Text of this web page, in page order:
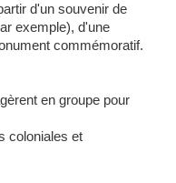
d'un souvenir de
exemple), d'une
commémoratif.
en groupe pour
coloniales et